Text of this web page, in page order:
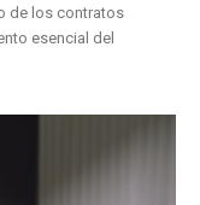
de los contratos
esencial del